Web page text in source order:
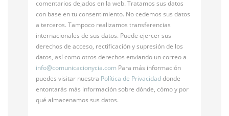
comentarios dejados en la web. Tratamos sus datos
con base en tu consentimiento. No cedemos sus datos
a terceros. Tampoco realizamos transferencias
internacionales de sus datos. Puede ejercer sus
derechos de acceso, rectificación y supresión de los
datos, así como otros derechos enviando un correo a
info@comunicacionycia.com Para más información
puedes visitar nuestra Política de Privacidaddonde
entontarás más información sobre dónde, cómo y por
qué almacenamos sus datos.